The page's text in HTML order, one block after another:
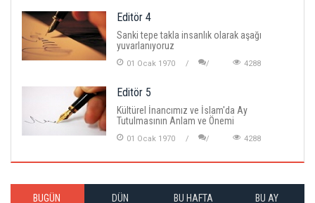
Editör 4
Sanki tepe takla insanlık olarak aşağı
yuvarlanıyoruz
01 Ocak 1970 4288
Editör 5
Kültürel İnancımız ve İslam'da Ay
Tutulmasının Anlam ve Önemi
01 Ocak 1970 4288
BUGÜN DÜN BU HAFTA BU AY